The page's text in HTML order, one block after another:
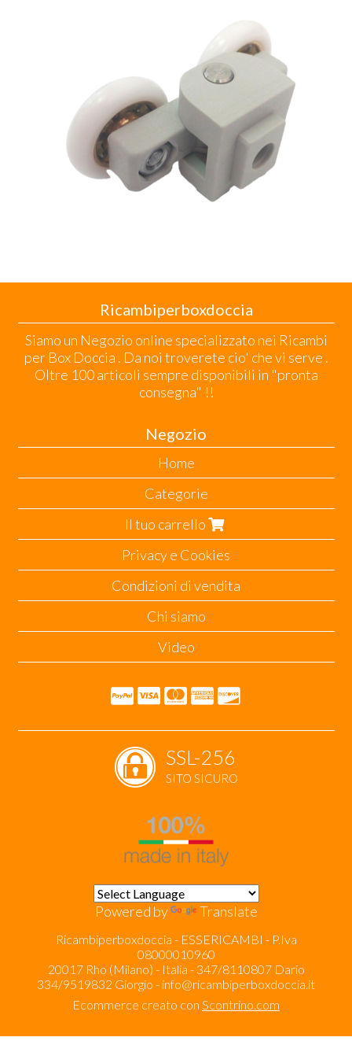
Ricambiperboxdoccia
Siamo un Negozio online specializzato nei Ricambi
per Box Doccia . Da noi troverete cio' che vi serve .
Oltre 100 articoli sempre disponibili in "pronta
consegna" !!
Negozio
Home
Categorie
Il tuo carrello
Privacy e Cookies
Condizioni di vendita
Chi siamo
Video
SSL-256
SITO SICURO
Powered by Translate
Ricambiperboxdoccia - ESSERICAMBI - P.Iva
08000010960
20017 Rho (Milano) - Italia - 347/8110807 Dario
334/9519832 Giorgio - info@ricambiperboxdoccia.it
Ecommerce creato con Scontrino.com